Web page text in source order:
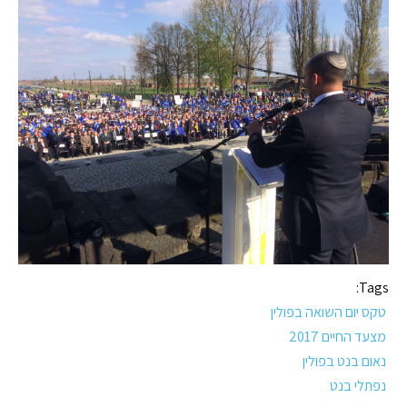
Tags:
טקס יום השואה בפולין
מצעד החיים 2017
נאום בנט בפולין
נפתלי בנט